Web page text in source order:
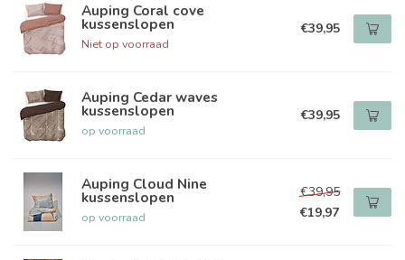
Auping Coral cove
kussenslopen
Niet op voorraad
€39,95
Auping Cedar waves
kussenslopen
op voorraad
€39,95
Auping Cloud Nine
kussenslopen
op voorraad
€39,95
€19,97